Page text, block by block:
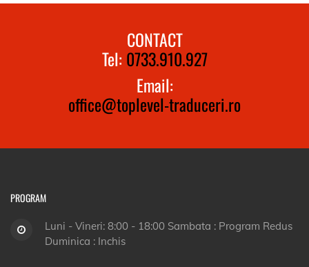
CONTACT
Tel: 0733.910.927
Email:
office@toplevel-traduceri.ro
PROGRAM
Luni - Vineri: 8:00 - 18:00 Sambata : Program Redus
Duminica : Inchis